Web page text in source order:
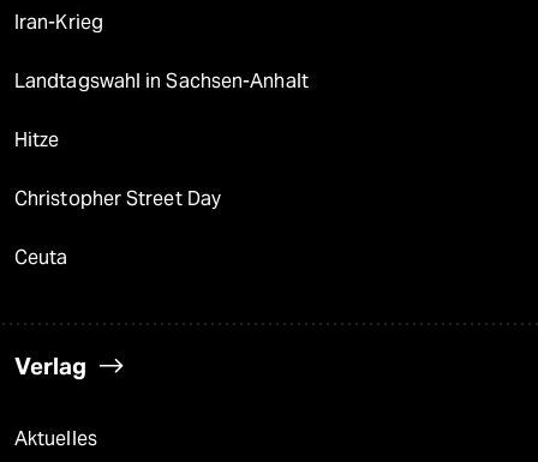
Iran-Krieg
Landtagswahl in Sachsen-Anhalt
Hitze
Christopher Street Day
Ceuta
Verlag
Aktuelles